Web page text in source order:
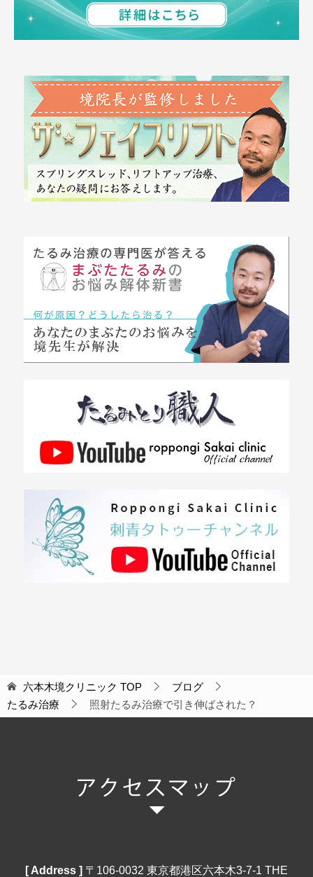
六本木境クリニック TOP
ブログ
たるみ治療
照射たるみ治療で引き伸ばされた？
[ Address ] 〒106‐0032 東京都港区六本木3-7-1 THE